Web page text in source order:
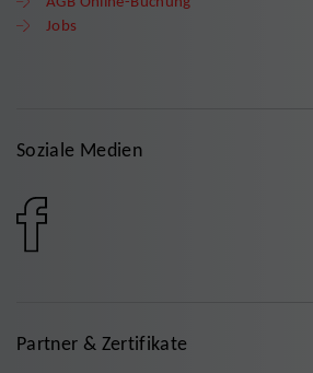
Jobs
Soziale Medien
Partner & Zertifikate